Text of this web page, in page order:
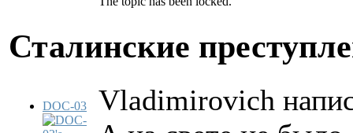
Сталинские
DOC-03
Vladimirovich